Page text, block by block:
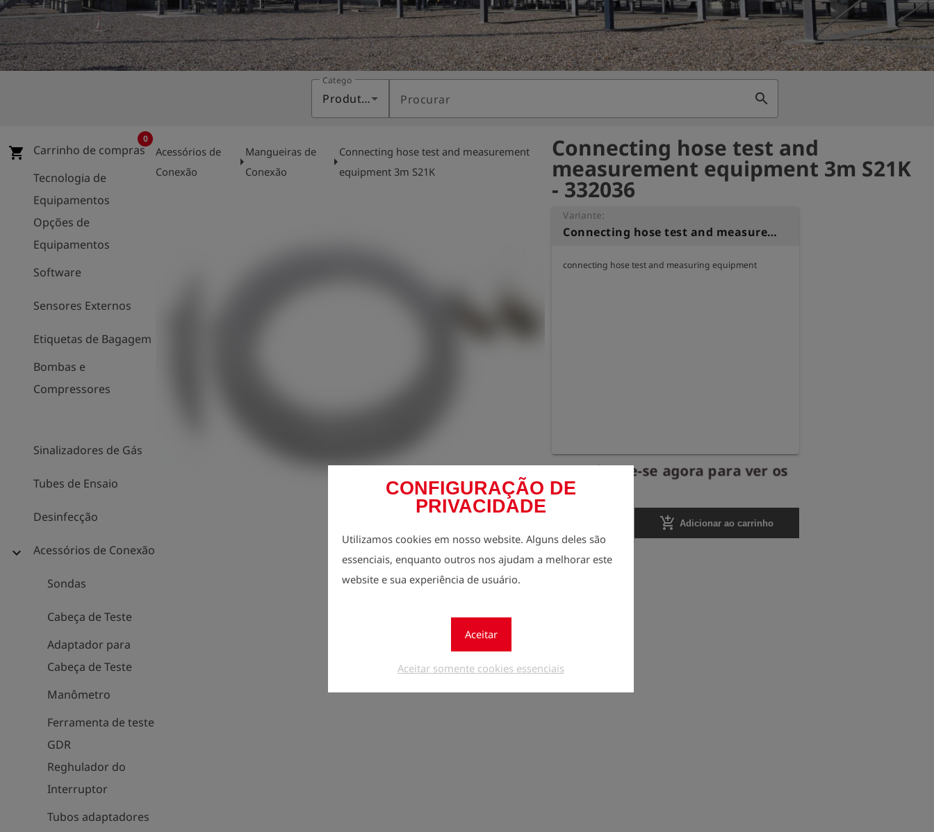
CONFIGURAÇÃO DE
PRIVACIDADE
Utilizamos cookies em nosso website. Alguns deles são
essenciais, enquanto outros nos ajudam a melhorar este
website e sua experiência de usuário.
Aceitar
Aceitar somente cookies essenciais
Categoria
Produtos Procurar search
shopping_cart Carrinho de compras
0
Tecnologia de
Equipamentos
Opções de
Equipamentos
Software
Sensores Externos
Etiquetas de Bagagem
Bombas e
Compressores
Sinalizadores de Gás
Tubes de Ensaio
Desinfecção
expand_more Acessórios de Conexão
Sondas
Cabeça de Teste
Adaptador para
Cabeça de Teste
Manômetro
Ferramenta de teste
GDR
Reghulador do
Interruptor
Tubos adaptadores
Acessórios de
Conexão
arrow_right
Mangueiras de
Conexão
arrow_right
Connecting hose test and measurement
equipment 3m S21K
Connecting hose test and
measurement equipment 3m S21K
- 332036
Variante:
Connecting hose test and measurement equipment 3m S21K
lockCadastre-se agora para ver os
preços.
add_shopping_cart Adicionar ao carrinho